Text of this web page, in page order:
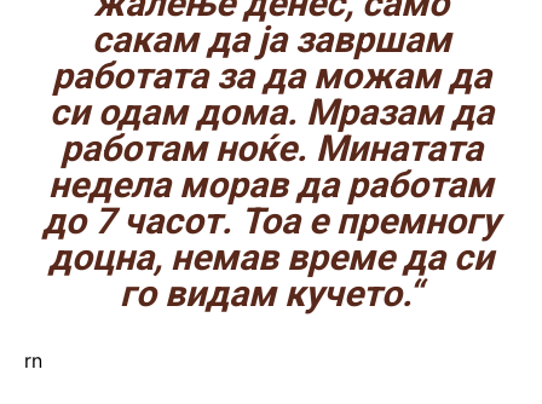
сакам да ја завршам
работата за да можам да
си одам дома. Мразам да
работам ноќе. Минатата
недела морав да работам
до 7 часот. Тоа е премногу
доцна, немав време да си
го видам кучето.“
rn